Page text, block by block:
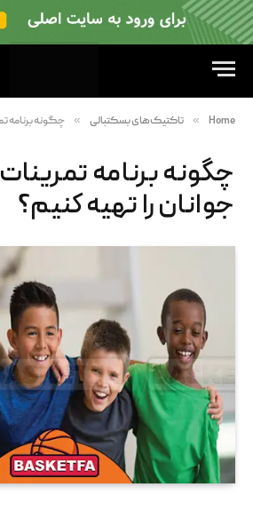
Home
» تاکتیک‌های بسکتبالی » چگونه برنامه
چگونه برنامه
جوانان را تهیه کنیم؟